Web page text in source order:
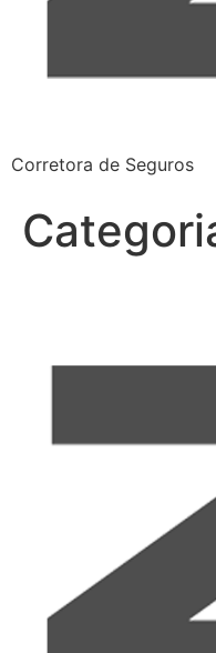
Corretora de Seguros